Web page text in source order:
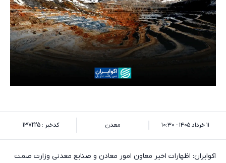
۱۱ خرداد ۱۴۰۵ - ۱۰:۳۰ معدن کدخبر : 137225
اکوایران: اظهارات اخیر معاون امور معادن و صنایع معدنی وزارت صمت